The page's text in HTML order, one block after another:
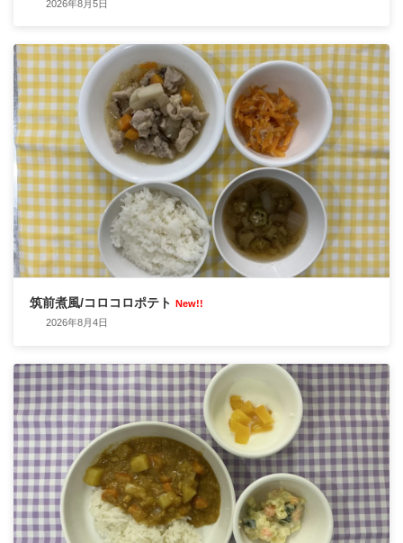
2026年8月5日
筑前煮風/コロコロポテト New!!
2026年8月4日